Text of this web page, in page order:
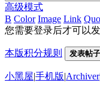
高级模式
B Color Image Link
您需要登录后才可以
本版积分规则 发表帖子
小黑屋|手机版|Archiver|